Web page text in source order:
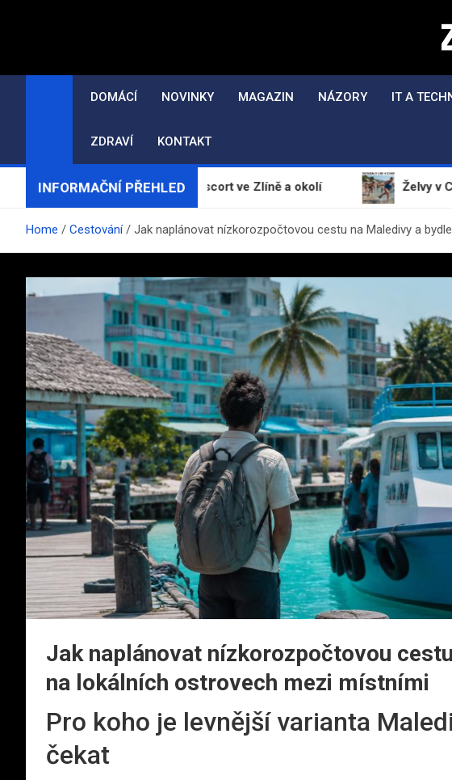
Aktuální
DOMÁCÍ
NOVINKY MAGAZIN NÁZORY IT A
ZDRAVÍ KONTAKT
INFORMAČNÍ PŘEHLED
erotické masáže a escort ve Zlíně a okolí Želvy v Chorvatsku
Home Cestování Jak naplánovat nízkorozpočtovou cestu na Maledivy a
Jak naplánovat nízkorozpočtovou
na lokálních ostrovech mezi místními
Pro koho je levnější varianta
čekat